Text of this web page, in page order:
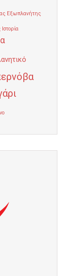
Εξωπλανήτης
Ιστορία